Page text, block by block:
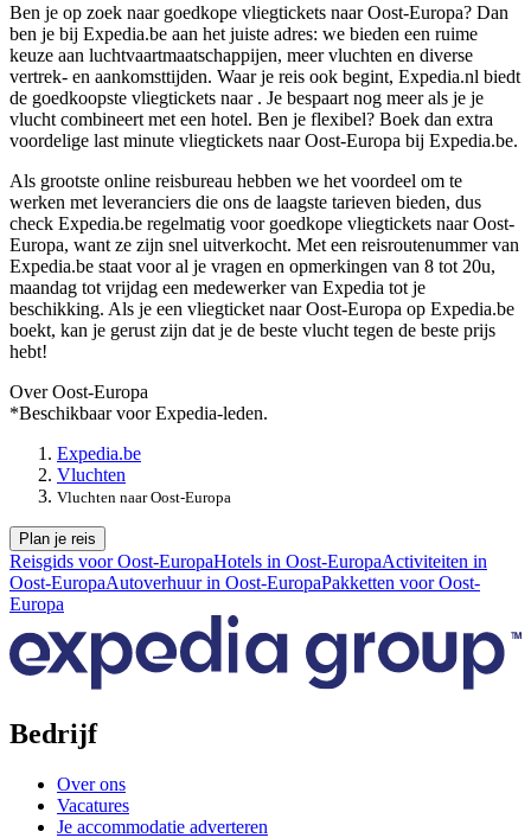
Ben je op zoek naar goedkope vliegtickets naar Oost-Europa? Dan
ben je bij Expedia.be aan het juiste adres: we bieden een ruime
keuze aan luchtvaartmaatschappijen, meer vluchten en diverse
vertrek- en aankomsttijden. Waar je reis ook begint, Expedia.nl biedt
de goedkoopste vliegtickets naar . Je bespaart nog meer als je je
vlucht combineert met een hotel. Ben je flexibel? Boek dan extra
voordelige last minute vliegtickets naar Oost-Europa bij Expedia.be.
Als grootste online reisbureau hebben we het voordeel om te
werken met leveranciers die ons de laagste tarieven bieden, dus
check Expedia.be regelmatig voor goedkope vliegtickets naar Oost-
Europa, want ze zijn snel uitverkocht. Met een reisroutenummer van
Expedia.be staat voor al je vragen en opmerkingen van 8 tot 20u,
maandag tot vrijdag een medewerker van Expedia tot je
beschikking. Als je een vliegticket naar Oost-Europa op Expedia.be
boekt, kan je gerust zijn dat je de beste vlucht tegen de beste prijs
hebt!
Over Oost-Europa
*Beschikbaar voor Expedia-leden.
Expedia.be
Vluchten
Vluchten naar Oost-Europa
Plan je reis
Reisgids voor Oost-EuropaHotels in Oost-EuropaActiviteiten in
Oost-EuropaAutoverhuur in Oost-EuropaPakketten voor Oost-
Europa
Bedrijf
Over ons
Vacatures
Je accommodatie adverteren